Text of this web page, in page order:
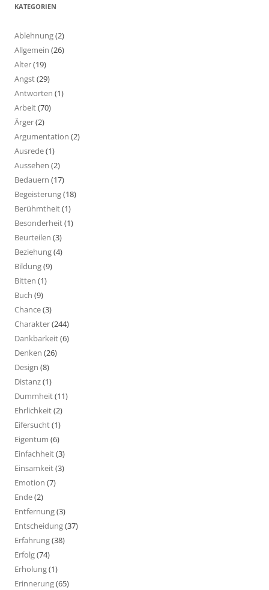
KATEGORIEN
Ablehnung(2)
Allgemein (26)
Alter(19)
Angst(29)
Antworten (1)
Arbeit(70)
Ärger(2)
Argumentation (2)
Ausrede(1)
Aussehen (2)
Bedauern (17)
Begeisterung(18)
Berühmtheit(1)
Besonderheit(1)
Beurteilen (3)
Beziehung(4)
Bildung(9)
Bitten (1)
Buch (9)
Chance(3)
Charakter(244)
Dankbarkeit(6)
Denken (26)
Design (8)
Distanz(1)
Dummheit(11)
Ehrlichkeit(2)
Eifersucht(1)
Eigentum (6)
Einfachheit(3)
Einsamkeit(3)
Emotion (7)
Ende(2)
Entfernung(3)
Entscheidung(37)
Erfahrung(38)
Erfolg(74)
Erholung(1)
Erinnerung(65)